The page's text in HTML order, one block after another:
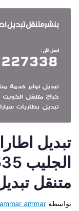
تبديل
متنقل
بواسطةammar ammar